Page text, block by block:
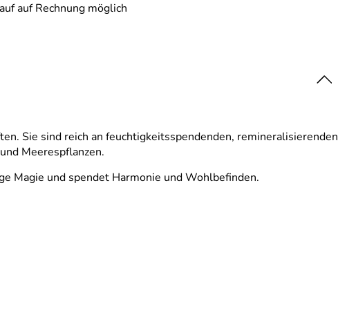
auf Rechnung möglich
Sie sind reich an feuchtigkeitsspendenden, remineralisierenden
Meerespflanzen.
Magie und spendet Harmonie und Wohlbefinden.